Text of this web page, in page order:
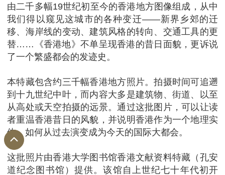
由二千多幅19世纪初至今的香港地方图像组成，从中
我们得以窥见这城市的各种变迁——新界乡郊的迁
移、海岸线的变动、建筑风格的转向、交通工具的更
替……《香港地》不单呈现香港的昔日面貌，更诉说
了一个繁盛都会的发迹史。
本特藏包含约三千幅香港地方照片。拍摄时间可追遡
到十九世纪中叶，而内容大多是建筑物、街道、以至
从高处或天空拍摄的远景。通过这批图片，可以让读
者重温香港昔日的风貌，并说明香港作为一个地理实
体，如何从过去演变成为今天的国际大都会。
这批照片由香港大学图书馆香港文献资料特藏（孔安
道纪念图书馆）提供。该馆自上世纪七十年代初开